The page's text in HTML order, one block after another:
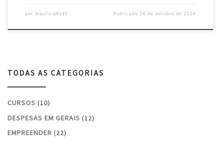
por mauricio6141 Publicado 14 de outubro de 2024
TODAS AS CATEGORIAS
CURSOS (10)
DESPESAS EM GERAIS (12)
EMPREENDER (22)